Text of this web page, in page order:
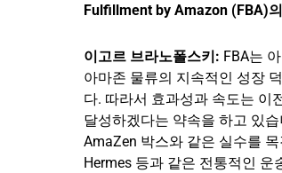
Fulfillment by Amazon (FBA)
이고르 브라노폴스키: FBA는
아마존 물류의 지속적인 성장
다. 따라서 효과성과 속도는 이
달성하겠다는 약속을 하고 있
AmaZen 박스와 같은 실수를
Hermes 등과 같은 전통적인